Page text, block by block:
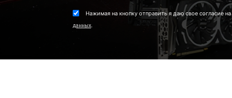
Нажимая на кнопку отправить я даю свое согласие
данных.